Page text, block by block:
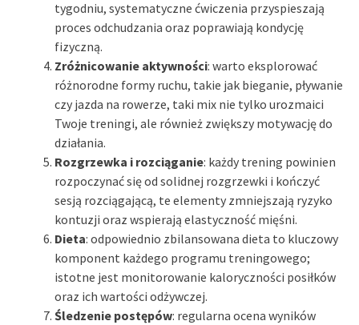
tygodniu, systematyczne ćwiczenia przyspieszają
proces odchudzania oraz poprawiają kondycję
fizyczną.
Zróżnicowanie aktywności: warto eksplorować
różnorodne formy ruchu, takie jak bieganie, pływanie
czy jazda na rowerze, taki mix nie tylko urozmaici
Twoje treningi, ale również zwiększy motywację do
działania.
Rozgrzewka i rozciąganie: każdy trening powinien
rozpoczynać się od solidnej rozgrzewki i kończyć
sesją rozciągającą, te elementy zmniejszają ryzyko
kontuzji oraz wspierają elastyczność mięśni.
Dieta: odpowiednio zbilansowana dieta to kluczowy
komponent każdego programu treningowego;
istotne jest monitorowanie kaloryczności posiłków
oraz ich wartości odżywczej.
Śledzenie postępów: regularna ocena wyników